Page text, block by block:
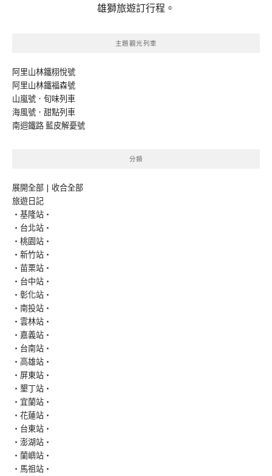
雄獅旅遊訂行程。
主題觀光列車
阿里山林鐵栩悅號
阿里山林鐵福森號
山嵐號．旬味列車
海風號．甜點列車
南迴鐵路 藍皮解憂號
分類
展開全部 | 收合全部
旅遊日記
‧基隆站‧
‧台北站‧
‧桃園站‧
‧新竹站‧
‧苗栗站‧
‧台中站‧
‧彰化站‧
‧南投站‧
‧雲林站‧
‧嘉義站‧
‧台南站‧
‧高雄站‧
‧屏東站‧
‧墾丁站‧
‧宜蘭站‧
‧花蓮站‧
‧台東站‧
‧澎湖站‧
‧蘭嶼站‧
‧馬祖站‧